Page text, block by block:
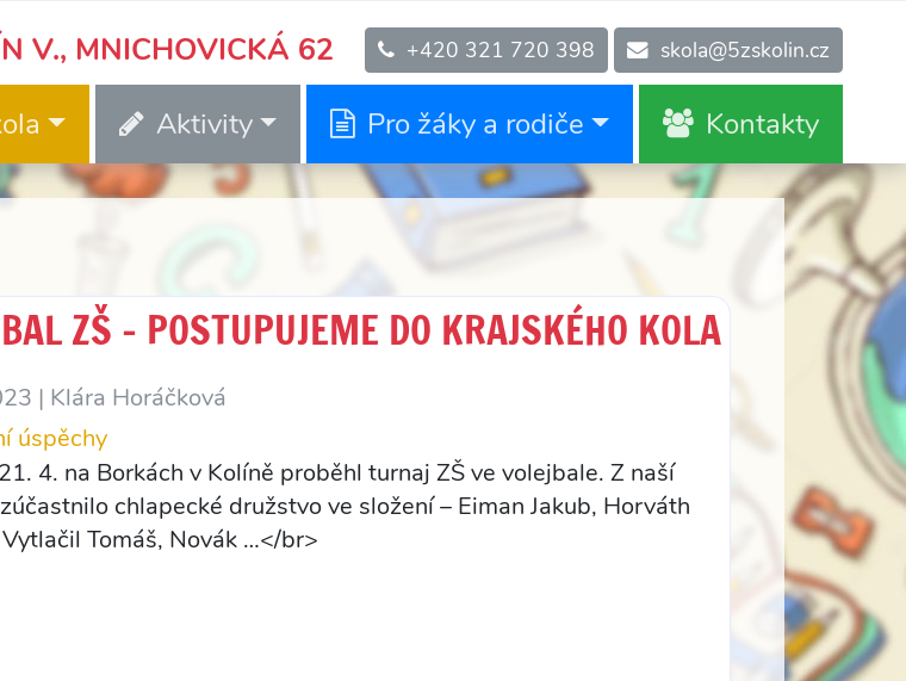
V., MNICHOVICKÁ 62 +420 321 720 398 skola@5zskolin.cz
Aktivity Pro žáky a rodiče Kontakty
ZŠ – POSTUPUJEME DO KRAJSKÉHO KOLA
| Klára Horáčková
úspěchy
4. na Borkách v Kolíně proběhl turnaj ZŠ ve volejbale. Z naší
chlapecké družstvo ve složení – Eiman Jakub, Horváth
Tomáš, Novák …</br>